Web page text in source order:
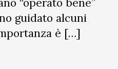
“operato bene”
guidato alcuni
è […]